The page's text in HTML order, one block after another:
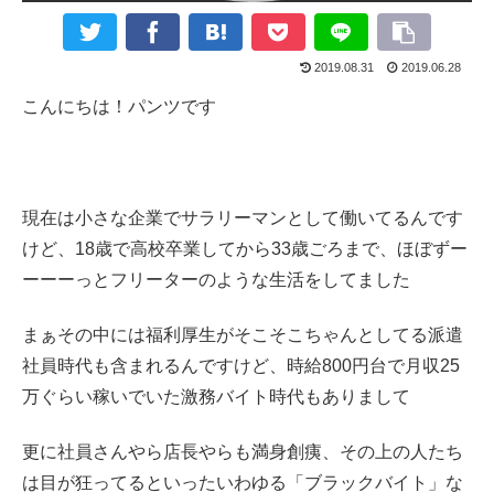
2019.08.31 2019.06.28
こんにちは！パンツです
現在は小さな企業でサラリーマンとして働いてるんです
けど、18歳で高校卒業してから33歳ごろまで、ほぼずー
ーーーっとフリーターのような生活をしてました
まぁその中には福利厚生がそこそこちゃんとしてる派遣
社員時代も含まれるんですけど、時給800円台で月収25
万ぐらい稼いでいた激務バイト時代もありまして
更に社員さんやら店長やらも満身創痍、その上の人たち
は目が狂ってるといったいわゆる「ブラックバイト」な